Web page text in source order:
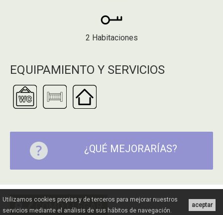
2 Habitaciones
EQUIPAMIENTO Y SERVICIOS
¿QUÉ MEJORARÍAS?
CÓMO LLEGAR aceptar
Utilizamos cookies propias y de terceros para mejorar nuestros
servicios mediante el análisis de sus hábitos de navegación.